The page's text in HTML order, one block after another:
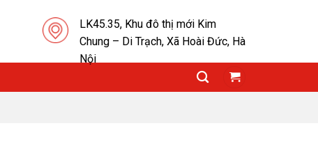
LK45.35, Khu đô thị mới Kim
Chung – Di Trạch, Xã Hoài Đức, Hà
Nội